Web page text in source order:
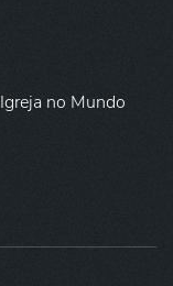
Igreja no Mundo